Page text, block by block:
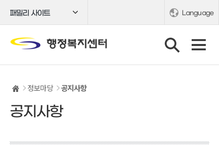
패밀리 사이트 Language
정보마당 공지사항
공지사항